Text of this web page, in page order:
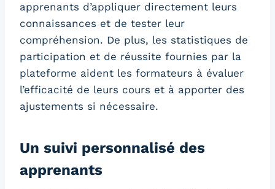
apprenants d’appliquer directement leurs
connaissances et de tester leur
compréhension. De plus, les statistiques de
participation et de réussite fournies par la
plateforme aident les formateurs à évaluer
l’efficacité de leurs cours et à apporter des
ajustements si nécessaire.
Un suivi personnalisé des
apprenants